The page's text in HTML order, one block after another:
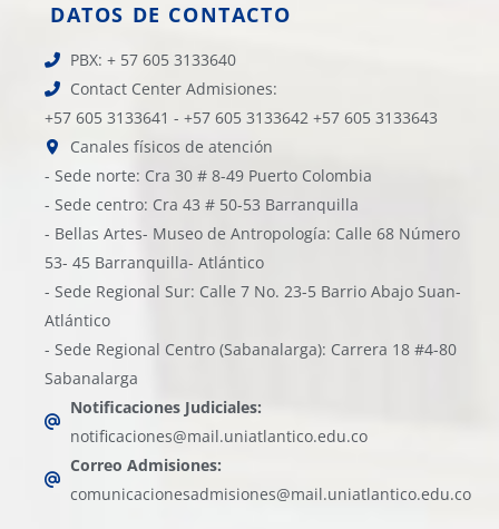
DATOS DE CONTACTO
PBX: + 57 605 3133640
Contact Center Admisiones:
+57 605 3133641 - +57 605 3133642 +57 605 3133643
Canales físicos de atención
- Sede norte: Cra 30 # 8-49 Puerto Colombia
- Sede centro: Cra 43 # 50-53 Barranquilla
- Bellas Artes- Museo de Antropología: Calle 68 Número
53- 45 Barranquilla- Atlántico
- Sede Regional Sur: Calle 7 No. 23-5 Barrio Abajo Suan-
Atlántico
- Sede Regional Centro (Sabanalarga): Carrera 18 #4-80
Sabanalarga
Notificaciones Judiciales:
notificaciones@mail.uniatlantico.edu.co
Correo Admisiones:
comunicacionesadmisiones@mail.uniatlantico.edu.co